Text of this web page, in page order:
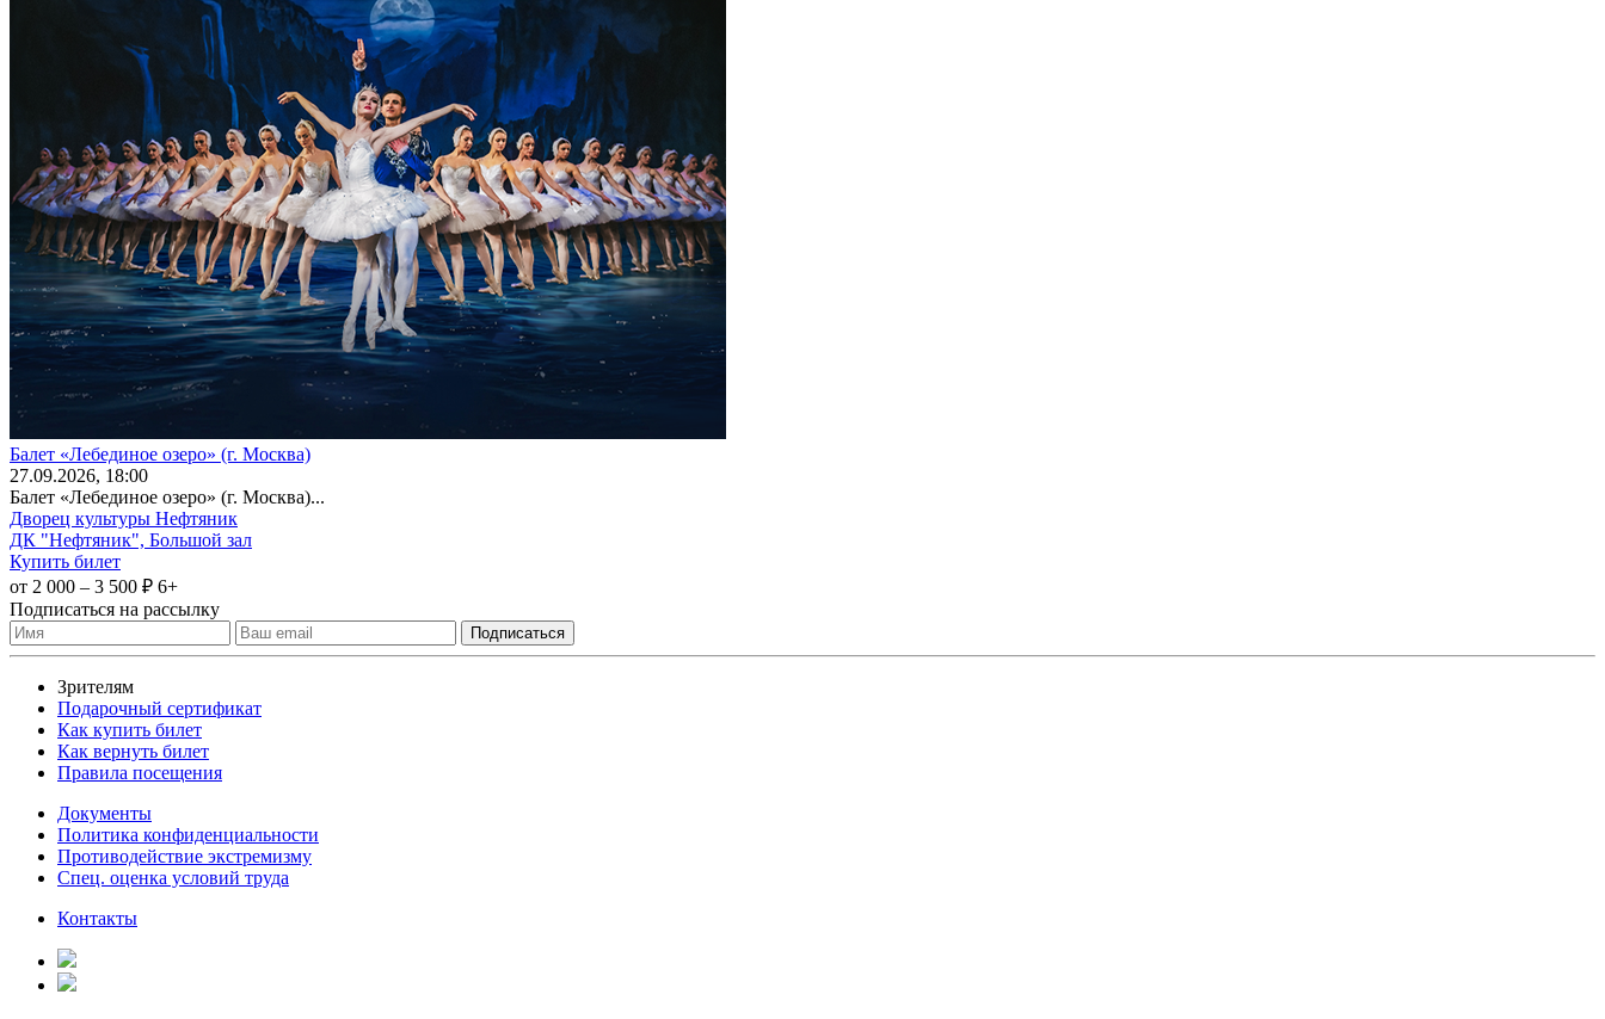
Балет «Лебединое озеро» (г. Москва)
27.09.2026, 18:00
Балет «Лебединое озеро» (г. Москва)...
Дворец культуры Нефтяник
ДК "Нефтяник", Большой зал
Купить билет
от 2 000 – 3 500 ₽ 6+
Подписаться на рассылку
Зрителям
Подарочный сертификат
Как купить билет
Как вернуть билет
Правила посещения
Документы
Политика конфиденциальности
Противодействие экстремизму
Спец. оценка условий труда
Контакты